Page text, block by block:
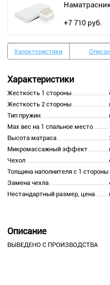
+7 710 руб.
Характеристики
Характеристики
Жесткость 1 стороны
Жесткость 2 стороны
Тип пружин
Max вес на 1 спальное место
Высота матраса
Микромассажный эффект
Чехол
Толщина наполнителя с 1 стороны
Замена чехла
Нестандартный размер, цена
Описание
ВЫВЕДЕНО С ПРОИЗВОДСТВА